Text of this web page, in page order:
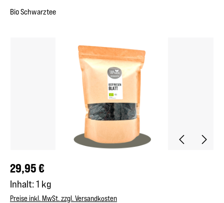
Bio Schwarztee
Bildergalerie überspringen
Regulärer Preis:
29,95 €
Inhalt: 1 kg
Preise inkl. MwSt. zzgl. Versandkosten